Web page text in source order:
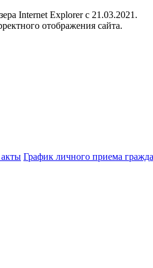
Internet Explorer c 21.03.2021.
отображения сайта.
График личного приема